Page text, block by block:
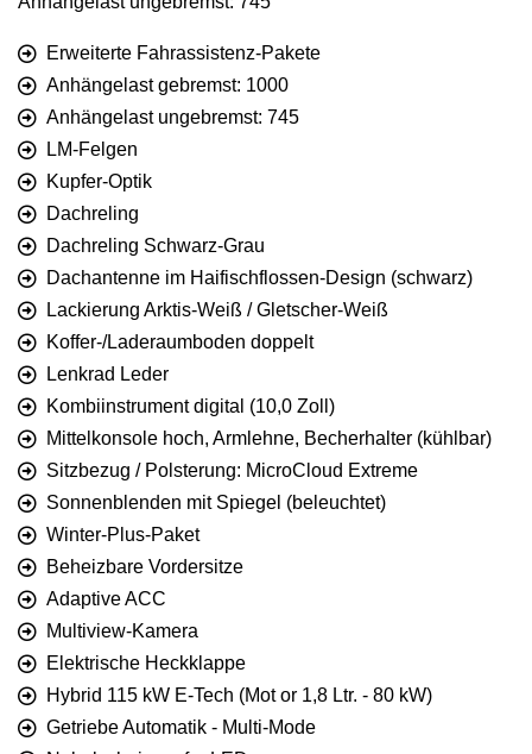
Erweiterte Fahrassistenz-Pakete
Anhängelast gebremst: 1000
Anhängelast ungebremst: 745
LM-Felgen
Kupfer-Optik
Dachreling
Dachreling Schwarz-Grau
Dachantenne im Haifischflossen-Design (schwarz)
Lackierung Arktis-Weiß / Gletscher-Weiß
Koffer-/Laderaumboden doppelt
Lenkrad Leder
Kombiinstrument digital (10,0 Zoll)
Mittelkonsole hoch, Armlehne, Becherhalter (kühlbar)
Sitzbezug / Polsterung: MicroCloud Extreme
Sonnenblenden mit Spiegel (beleuchtet)
Winter-Plus-Paket
Beheizbare Vordersitze
Adaptive ACC
Multiview-Kamera
Elektrische Heckklappe
Hybrid 115 kW E-Tech (Mot or 1,8 Ltr. - 80 kW)
Getriebe Automatik - Multi-Mode